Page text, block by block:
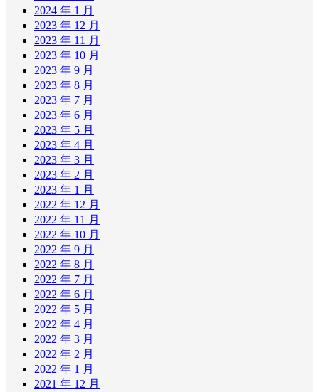
2024 年 1 月
2023 年 12 月
2023 年 11 月
2023 年 10 月
2023 年 9 月
2023 年 8 月
2023 年 7 月
2023 年 6 月
2023 年 5 月
2023 年 4 月
2023 年 3 月
2023 年 2 月
2023 年 1 月
2022 年 12 月
2022 年 11 月
2022 年 10 月
2022 年 9 月
2022 年 8 月
2022 年 7 月
2022 年 6 月
2022 年 5 月
2022 年 4 月
2022 年 3 月
2022 年 2 月
2022 年 1 月
2021 年 12 月